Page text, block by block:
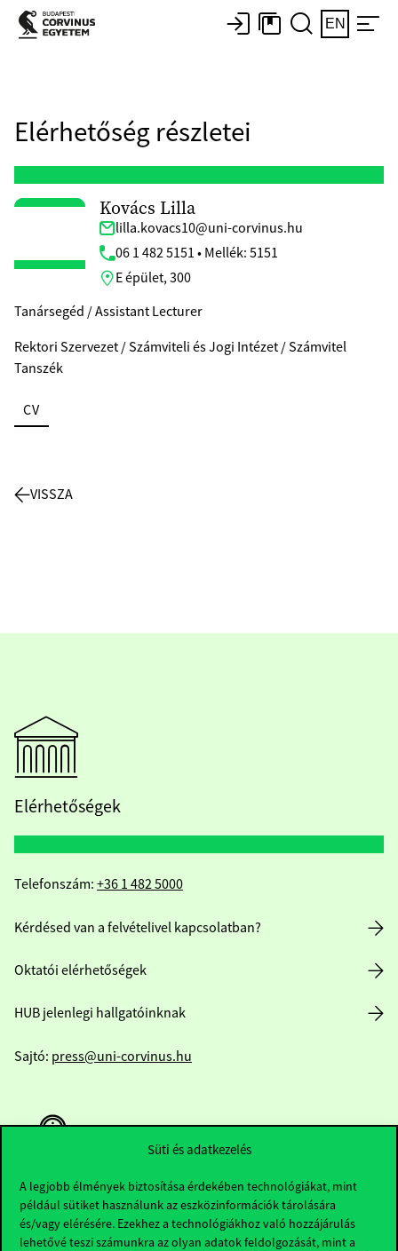
Süti és adatkezelés
A legjobb élmények biztosítása érdekében technológiákat, mint
például sütiket használunk az eszközinformációk tárolására
és/vagy elérésére. Ezekhez a technológiákhoz való hozzájárulás
lehetővé teszi számunkra az olyan adatok feldolgozását, mint a
EN
Elérhetőség részletei
Kovács Lilla
lilla.kovacs10@uni-corvinus.hu
06 1 482 5151 • Mellék: 5151
E épület, 300
Tanársegéd / Assistant Lecturer
Rektori Szervezet / Számviteli és Jogi Intézet / Számvitel
Tanszék
CV
VISSZA
Elérhetőségek
Telefonszám: +36 1 482 5000
Kérdésed van a felvételivel kapcsolatban?
Oktatói elérhetőségek
HUB jelenlegi hallgatóinknak
Sajtó: press@uni-corvinus.hu
Hasznos linkek